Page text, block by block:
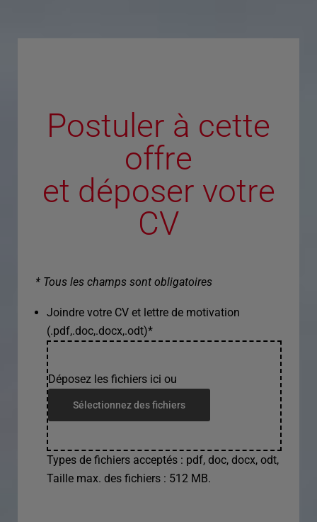
Postuler à cette
offre
et déposer votre
CV
* Tous les champs sont obligatoires
Joindre votre CV et lettre de motivation
(.pdf,.doc,.docx,.odt)*
Déposez les fichiers ici ou
Sélectionnez des fichiers
Types de fichiers acceptés : pdf, doc, docx, odt,
Taille max. des fichiers : 512 MB.